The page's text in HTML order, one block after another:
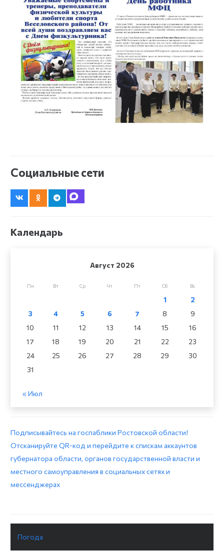
Социальные сети
Календарь
Август 2026
Пн Вт Ср Чт Пт Сб Вс
1
2
3
4 5 6 7 8
9
10
11 12 13 14 15
16
17
18 19 20 21 22
23
24
25 26 27 28 29
30
31
« Июл
Подписывайтесь на госпаблики Ростовской области!
Отсканируйте QR-код и перейдите к спискам аккаунтов
губернатора области, органов государственной власти и
местного самоуправления в социальных сетях и
мессенджерах
Погода